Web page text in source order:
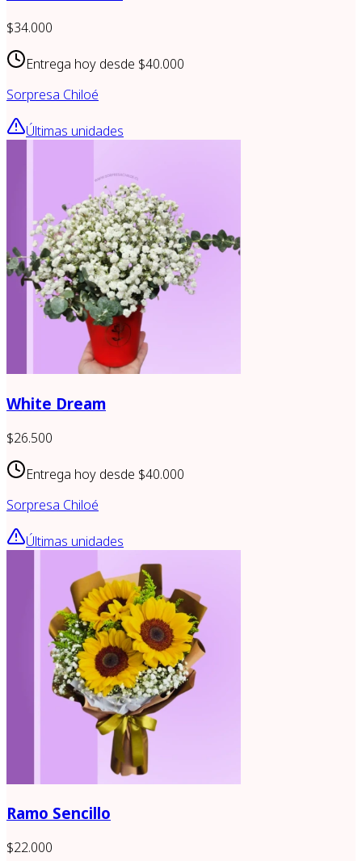
$34.000
Entrega hoy desde $40.000
Sorpresa Chiloé
Últimas unidades
White Dream
$26.500
Entrega hoy desde $40.000
Sorpresa Chiloé
Últimas unidades
Ramo Sencillo
$22.000